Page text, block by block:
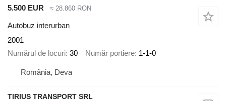
5.500 EUR
≈ 28.860 RON
Autobuz interurban
2001
Numărul de locuri 30 Număr portiere 1-1-0
România, Deva
TIRIUS TRANSPORT SRL